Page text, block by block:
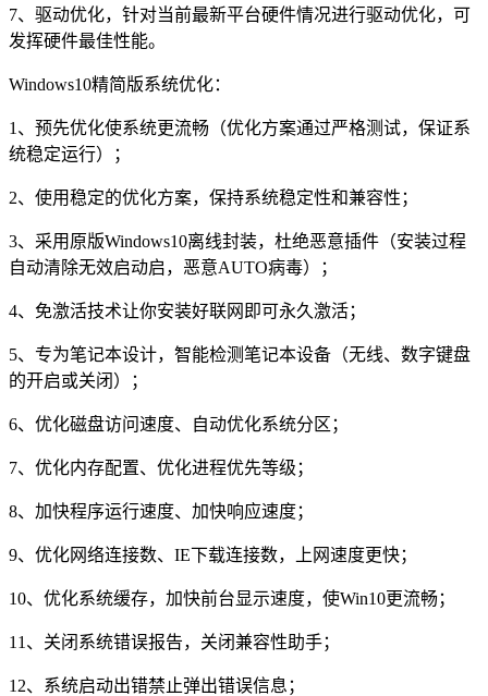
7、驱动优化，针对当前最新平台硬件情况进行驱动优化，可
发挥硬件最佳性能。
Windows10精简版系统优化：
1、预先优化使系统更流畅（优化方案通过严格测试，保证系
统稳定运行）；
2、使用稳定的优化方案，保持系统稳定性和兼容性；
3、采用原版Windows10离线封装，杜绝恶意插件（安装过程
自动清除无效启动启，恶意AUTO病毒）；
4、免激活技术让你安装好联网即可永久激活；
5、专为笔记本设计，智能检测笔记本设备（无线、数字键盘
的开启或关闭）；
6、优化磁盘访问速度、自动优化系统分区；
7、优化内存配置、优化进程优先等级；
8、加快程序运行速度、加快响应速度；
9、优化网络连接数、IE下载连接数，上网速度更快；
10、优化系统缓存，加快前台显示速度，使Win10更流畅；
11、关闭系统错误报告，关闭兼容性助手；
12、系统启动出错禁止弹出错误信息；